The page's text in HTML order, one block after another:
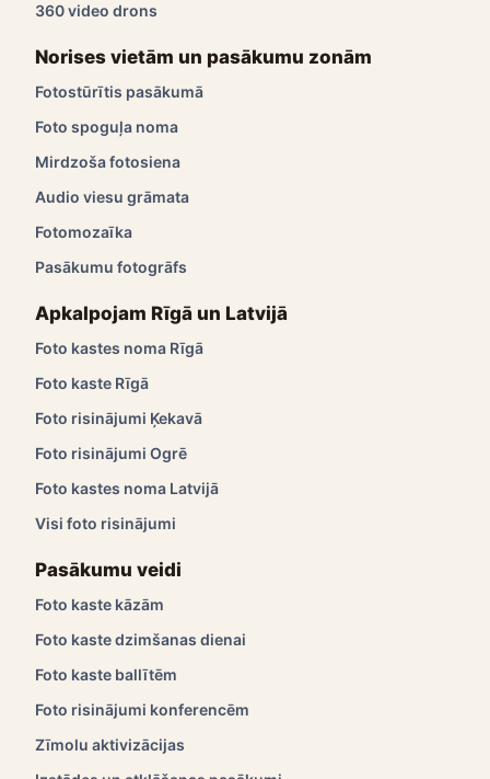
360 video drons
Norises vietām un pasākumu zonām
Fotostūrītis pasākumā
Foto spoguļa noma
Mirdzoša fotosiena
Audio viesu grāmata
Fotomozaīka
Pasākumu fotogrāfs
Apkalpojam Rīgā un Latvijā
Foto kastes noma Rīgā
Foto kaste Rīgā
Foto risinājumi Ķekavā
Foto risinājumi Ogrē
Foto kastes noma Latvijā
Visi foto risinājumi
Pasākumu veidi
Foto kaste kāzām
Foto kaste dzimšanas dienai
Foto kaste ballītēm
Foto risinājumi konferencēm
Zīmolu aktivizācijas